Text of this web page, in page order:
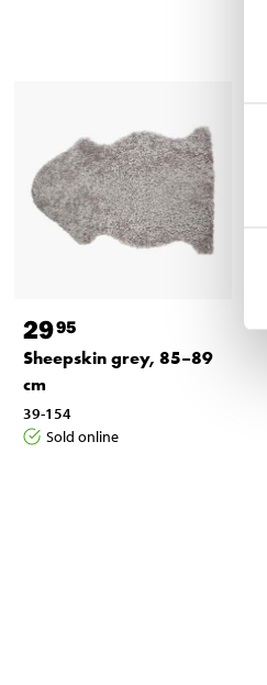
2995
Sheepskin grey, 85–89
cm
39-154
Sold online